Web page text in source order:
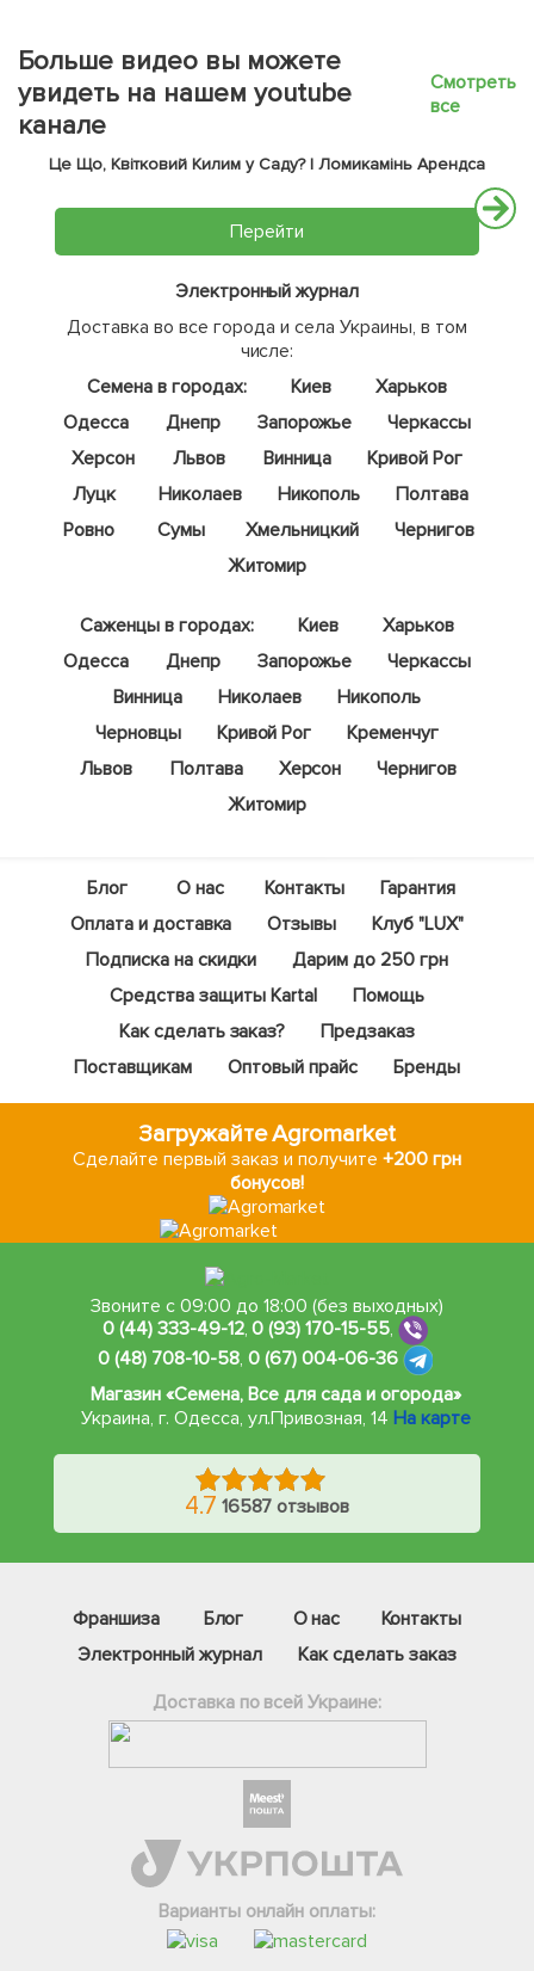
Больше видео вы можете
увидеть на нашем youtube
канале
Смотреть
все
Це Що, Квітковий Килим у Саду? | Ломикамінь Арендса
Перейти
Электронный журнал
Доставка во все города и села Украины, в том
числе:
Семена в городах:
Киев
Харьков
Одесса
Днепр Запорожье
Черкассы
Херсон
Львов Винница
Кривой Рог
Луцк
Николаев Никополь
Полтава
Ровно
Сумы Хмельницкий
Чернигов
Житомир
Саженцы в городах: Киев
Харьков
Одесса
Днепр Запорожье
Черкассы
Винница
Николаев
Никополь
Черновцы
Кривой Рог
Кременчуг
Львов
Полтава Херсон
Чернигов
Житомир
Блог О нас Контакты
Гарантия
Оплата и доставка
Отзывы
Клуб "LUX"
Подписка на скидки
Дарим до 250 грн
Средства защиты Kartal
Помощь
Как сделать заказ?
Предзаказ
Поставщикам
Оптовый прайс Бренды
Загружайте Agromarket
Сделайте первый заказ и получите +200 грн
бонусов!
Звоните с 09:00 до 18:00 (без выходных)
0 (44) 333-49-12,0 (93) 170-15-55,
0 (48) 708-10-58, 0 (67) 004-06-36
Магазин «Семена, Все для сада и огорода»
Украина, г. Одесса, ул.Привозная, 14 На карте
4.7 16587 отзывов
Франшиза Блог О нас
Контакты
Электронный журнал
Как сделать заказ
Доставка по всей Украине:
Варианты онлайн оплаты:
Телеграм
Вайбер